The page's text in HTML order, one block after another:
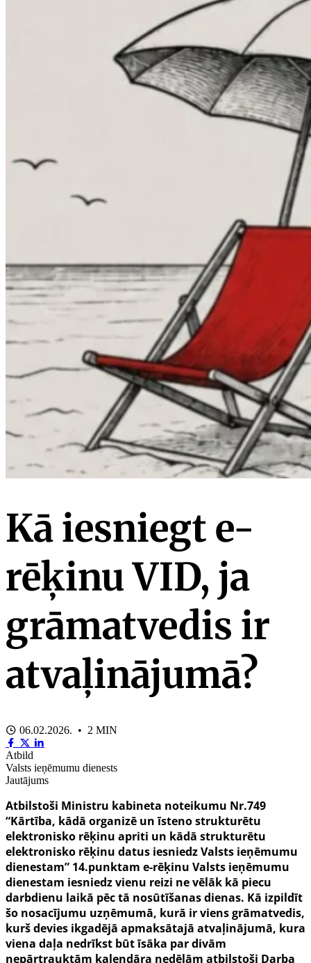
Kā iesniegt e-
rēķinu VID, ja
grāmatvedis ir
atvaļinājumā?
06.02.2026. • 2 MIN
Atbild
Valsts ieņēmumu dienests
Jautājums
Atbilstoši Ministru kabineta noteikumu Nr.749
“Kārtība, kādā organizē un īsteno strukturētu
elektronisko rēķinu apriti un kādā strukturētu
elektronisko rēķinu datus iesniedz Valsts ieņēmumu
dienestam” 14.punktam e-rēķinu Valsts ieņēmumu
dienestam iesniedz vienu reizi ne vēlāk kā piecu
darbdienu laikā pēc tā nosūtīšanas dienas. Kā izpildīt
šo nosacījumu uzņēmumā, kurā ir viens grāmatvedis,
kurš devies ikgadējā apmaksātajā atvaļinājumā, kura
viena daļa nedrīkst būt īsāka par divām
nepārtrauktām kalendāra nedēļām atbilstoši Darba